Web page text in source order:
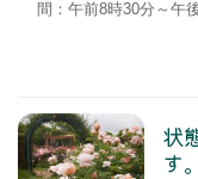
間：午前8時30分～午
状
す。